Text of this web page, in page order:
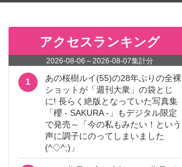
アクセスランキング
2026-08-06 ～2026-08-07集計分
1
あの桜樹ルイ(55)の28年ぶりの全裸
ショットが「週刊大衆」の袋とじ
に! 長らく絶版となっていた写真集
「櫻 - SAKURA -」もデジタル限定
で発売～「今の私もみたい！という
声に調子にのってしまいました
(^◇^;)」